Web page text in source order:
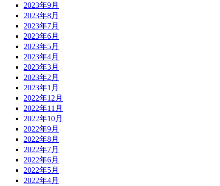
2023年9月
2023年8月
2023年7月
2023年6月
2023年5月
2023年4月
2023年3月
2023年2月
2023年1月
2022年12月
2022年11月
2022年10月
2022年9月
2022年8月
2022年7月
2022年6月
2022年5月
2022年4月